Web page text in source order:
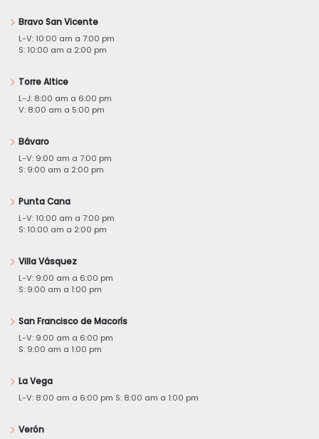
Bravo San Vicente
L-V: 10:00 am a 7:00 pm
S: 10:00 am a 2:00 pm
Torre Altice
L-J: 8:00 am a 6:00 pm
V: 8:00 am a 5:00 pm
Bávaro
L-V: 9:00 am a 7:00 pm
S: 9:00 am a 2:00 pm
Punta Cana
L-V: 10:00 am a 7:00 pm
S: 10:00 am a 2:00 pm
Villa Vásquez
L-V: 9:00 am a 6:00 pm
S: 9:00 am a 1:00 pm
San Francisco de Macorís
L-V: 9:00 am a 6:00 pm
S: 9:00 am a 1:00 pm
La Vega
L-V: 8:00 am a 6:00 pm S: 8:00 am a 1:00 pm
Verón